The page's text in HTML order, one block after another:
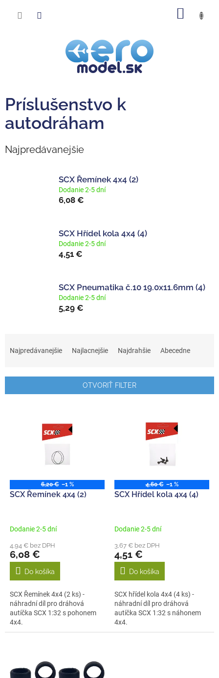
Príslušenstvo k
autodráham
Najpredávanejšie
SCX Řemínek 4x4 (2)
Dodanie 2-5 dní
6,08 €
SCX Hřídel kola 4x4 (4)
Dodanie 2-5 dní
4,51 €
SCX Pneumatika č.10 19.0x11.6mm (4)
Dodanie 2-5 dní
5,29 €
i
o
Najpredávanejšie Najlacnejšie Najdrahšie Abecedne
OTVORIŤ FILTER
d
6,20 € –1 %
SCX Řemínek 4x4 (2)
Dodanie 2-5 dní
4,94 € bez DPH
6,08 €
Do košíka
SCX Řemínek 4x4 (2 ks) -
náhradní díl pro dráhová
autíčka SCX 1:32 s pohonem
4x4.
4,60 € –1 %
SCX Hřídel kola 4x4 (4)
Dodanie 2-5 dní
3,67 € bez DPH
4,51 €
Do košíka
SCX hřídel kola 4x4 (4 ks) -
náhradní díl pro dráhová
autíčka SCX 1:32 s náhonem
4x4.